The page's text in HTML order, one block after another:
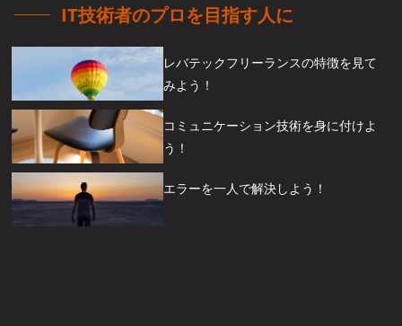
IT技術者のプロを目指す人に
レバテックフリーランスの特徴を見て
みよう！
コミュニケーション技術を身に付けよ
う！
エラーを一人で解決しよう！